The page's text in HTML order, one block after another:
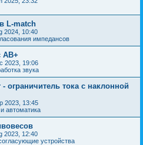
L-match
2024, 10:40
импедансов
AB+
2023, 19:06
звука
ограничитель тока с наклонной
2023, 13:45
автоматика
2023, 12:40
устройства